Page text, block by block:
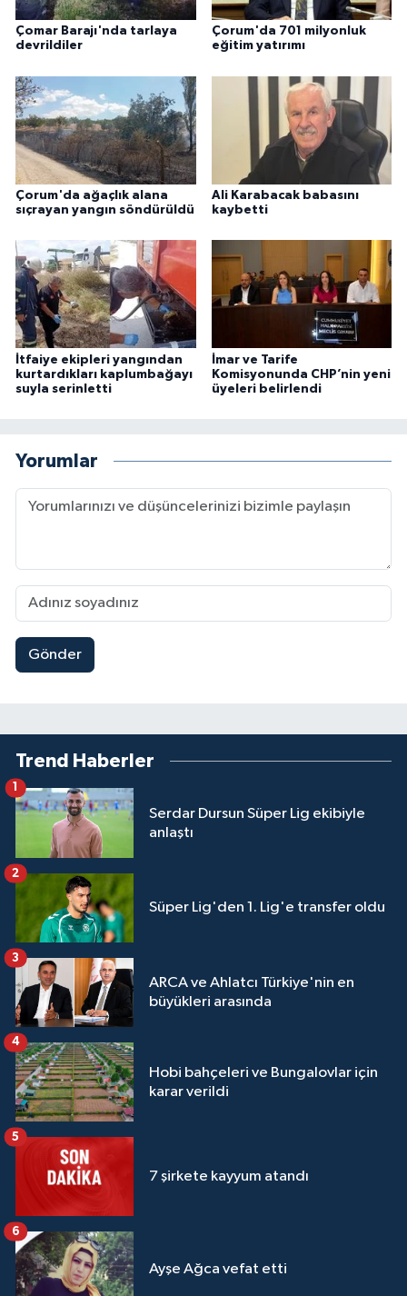
Çomar Barajı'nda tarlaya
devrildiler
Çorum'da 701 milyonluk
eğitim yatırımı
Çorum'da ağaçlık alana
sıçrayan yangın söndürüldü
Ali Karabacak babasını
kaybetti
İtfaiye ekipleri yangından
kurtardıkları kaplumbağayı
suyla serinletti
İmar ve Tarife
Komisyonunda CHP’nin yeni
üyeleri belirlendi
Yorumlar
Gönder
Trend Haberler
Serdar Dursun Süper Lig ekibiyle
anlaştı
Süper Lig'den 1. Lig'e transfer oldu
2
ARCA ve Ahlatcı Türkiye'nin en
büyükleri arasında
3
Hobi bahçeleri ve Bungalovlar için
karar verildi
4
7 şirkete kayyum atandı
5
Ayşe Ağca vefat etti
6